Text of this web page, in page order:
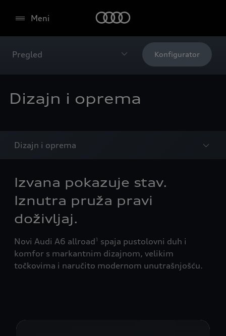
Meni
Pregled Konfigurator
Dizajn i oprema
Dizajn i oprema
Izvana pokazuje stav.
Iznutra pruža pravi
doživljaj.
Novi Audi A6 allroad1
spaja pustolovni duh i
komfor s markantnim dizajnom, velikim
točkovima i naručito modernom unutrašnjošću.